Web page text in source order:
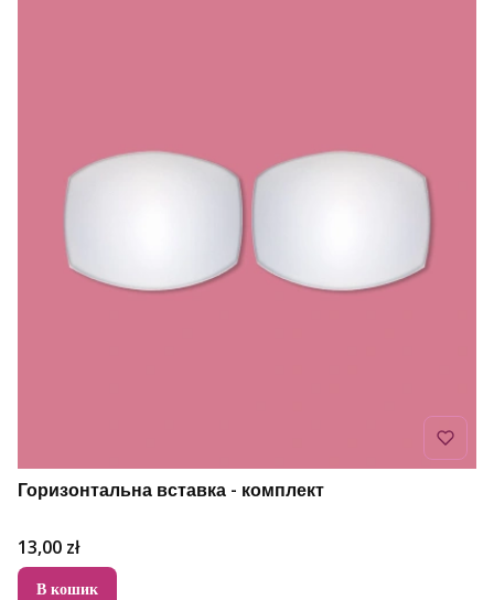
Горизонтальна вставка - комплект
Ціна
13,00 zł
В кошик